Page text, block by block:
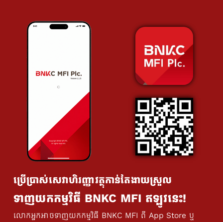
ប្រើប្រាស់សេវាហិរញ្ញាវត្ថុកាន់តែងាយស្រួល
ទាញយកកម្មវិធី BNKC MFI ឥឡូវនេះ!
លោកអ្នកអាចទាញយកកម្មវិធី BNKC MFI ពី App Store ឬ